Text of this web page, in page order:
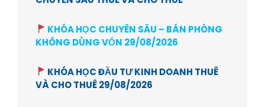
KHÓA HỌC CHUYÊN SÂU – BÁN PHÒNG
KHÔNG DÙNG VỐN 29/08/2026
KHÓA HỌC ĐẦU TƯ KINH DOANH THUÊ
VÀ CHO THUÊ 29/08/2026